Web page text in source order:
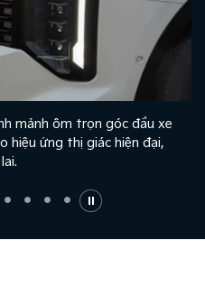
trước, kết hợp họa tiết 3D
cấp, tạo nên diện mạo hiện đại